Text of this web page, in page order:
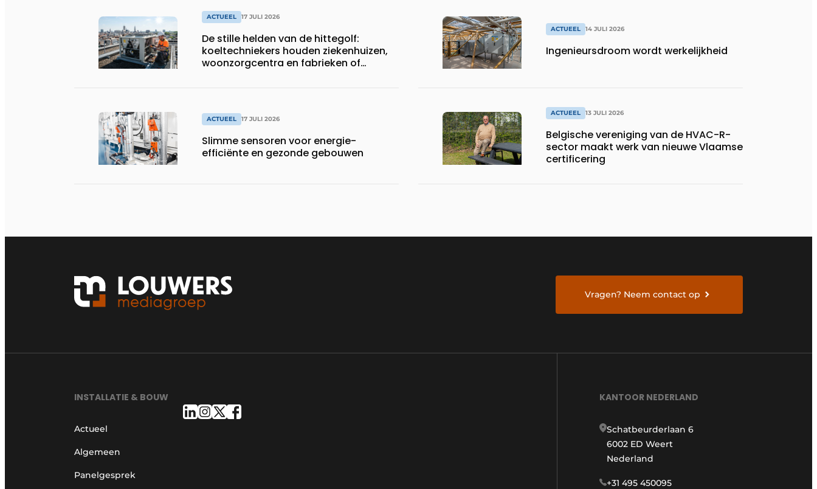
ACTUEEL 17 JULI 2026
De stille helden van de hittegolf:
koeltechniekers houden ziekenhuizen,
woonzorgcentra en fabrieken of
ACTUEEL 17 JULI 2026
Slimme sensoren voor energie-
efficiënte en gezonde gebouwen
ACTUEEL 14 JULI 2026
Ingenieursdroom wordt werkelijkheid
ACTUEEL 13 JULI 2026
Belgische vereniging van de HVAC-R-
sector maakt werk van nieuwe Vlaamse
certificering
Vragen? Neem contact op
INSTALLATIE & BOUW
Actueel
Algemeen
Panelgesprek
KANTOOR NEDERLAND
Schatbeurderlaan 6
6002 ED Weert
Nederland
+31 495 450095